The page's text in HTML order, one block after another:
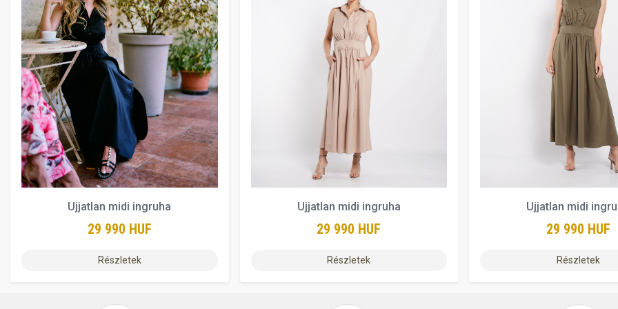
Ujjatlan midi ingruha
29 990 HUF
Részletek
Ujjatlan midi ingruha
29 990 HUF
Részletek
Ujjatlan midi
29 990 HUF
Részletek